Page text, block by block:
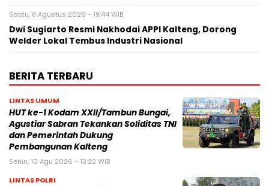
Sabtu, 8 Agustus 2026 - 19:44 WIB
Dwi Sugiarto Resmi Nakhodai APPI Kalteng, Dorong
Welder Lokal Tembus Industri Nasional
BERITA TERBARU
LINTAS UMUM
HUT ke-1 Kodam XXII/Tambun Bungai,
Agustiar Sabran Tekankan Soliditas TNI
dan Pemerintah Dukung
Pembangunan Kalteng
Senin, 10 Agu 2026 - 13:22 WIB
LINTAS POLRI